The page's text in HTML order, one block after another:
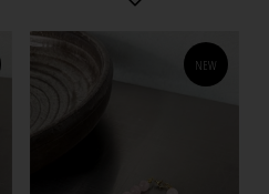
NEW